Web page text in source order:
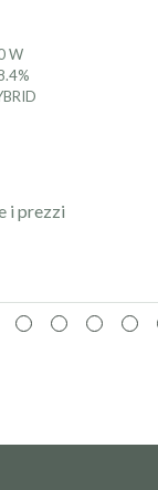
W
i prezzi